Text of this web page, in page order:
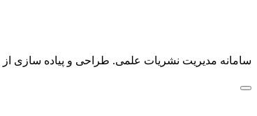
سامانه مدیریت نشریات علمی. طراحی و پیاده سازی از